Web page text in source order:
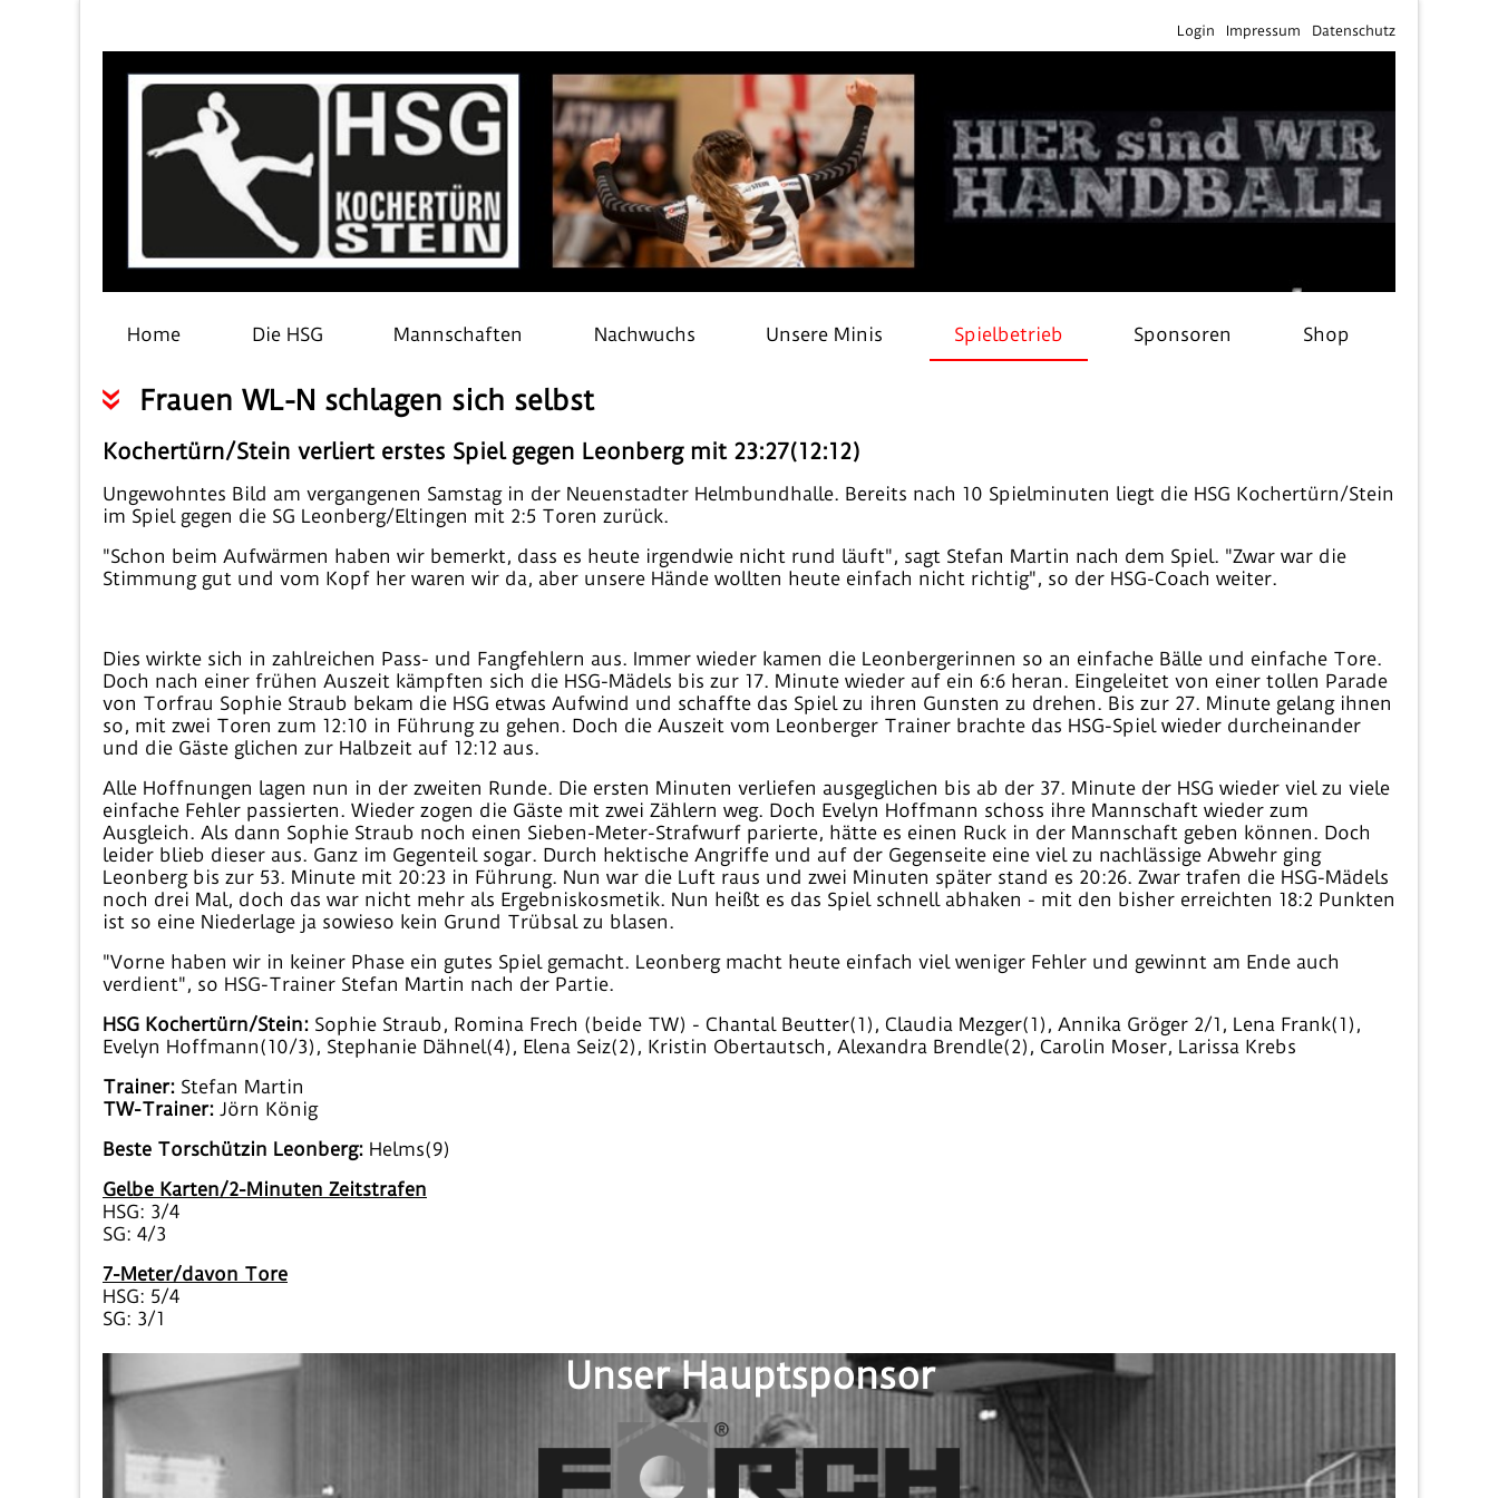
Login Impressum Datenschutz
Home Die HSG Mannschaften Nachwuchs Unsere Minis Spielbetrieb Sponsoren Shop
Frauen WL-N schlagen sich selbst
Kochertürn/Stein verliert erstes Spiel gegen Leonberg mit 23:27(12:12)
Ungewohntes Bild am vergangenen Samstag in der Neuenstadter Helmbundhalle. Bereits nach 10 Spielminuten liegt die HSG Kochertürn/Stein
im Spiel gegen die SG Leonberg/Eltingen mit 2:5 Toren zurück.
"Schon beim Aufwärmen haben wir bemerkt, dass es heute irgendwie nicht rund läuft", sagt Stefan Martin nach dem Spiel. "Zwar war die
Stimmung gut und vom Kopf her waren wir da, aber unsere Hände wollten heute einfach nicht richtig", so der HSG-Coach weiter.
Dies wirkte sich in zahlreichen Pass- und Fangfehlern aus. Immer wieder kamen die Leonbergerinnen so an einfache Bälle und einfache Tore.
Doch nach einer frühen Auszeit kämpften sich die HSG-Mädels bis zur 17. Minute wieder auf ein 6:6 heran. Eingeleitet von einer tollen Parade
von Torfrau Sophie Straub bekam die HSG etwas Aufwind und schaffte das Spiel zu ihren Gunsten zu drehen. Bis zur 27. Minute gelang ihnen
so, mit zwei Toren zum 12:10 in Führung zu gehen. Doch die Auszeit vom Leonberger Trainer brachte das HSG-Spiel wieder durcheinander
und die Gäste glichen zur Halbzeit auf 12:12 aus.
Alle Hoffnungen lagen nun in der zweiten Runde. Die ersten Minuten verliefen ausgeglichen bis ab der 37. Minute der HSG wieder viel zu viele
einfache Fehler passierten. Wieder zogen die Gäste mit zwei Zählern weg. Doch Evelyn Hoffmann schoss ihre Mannschaft wieder zum
Ausgleich. Als dann Sophie Straub noch einen Sieben-Meter-Strafwurf parierte, hätte es einen Ruck in der Mannschaft geben können. Doch
leider blieb dieser aus. Ganz im Gegenteil sogar. Durch hektische Angriffe und auf der Gegenseite eine viel zu nachlässige Abwehr ging
Leonberg bis zur 53. Minute mit 20:23 in Führung. Nun war die Luft raus und zwei Minuten später stand es 20:26. Zwar trafen die HSG-Mädels
noch drei Mal, doch das war nicht mehr als Ergebniskosmetik. Nun heißt es das Spiel schnell abhaken - mit den bisher erreichten 18:2 Punkten
ist so eine Niederlage ja sowieso kein Grund Trübsal zu blasen.
"Vorne haben wir in keiner Phase ein gutes Spiel gemacht. Leonberg macht heute einfach viel weniger Fehler und gewinnt am Ende auch
verdient", so HSG-Trainer Stefan Martin nach der Partie.
HSG Kochertürn/Stein: Sophie Straub, Romina Frech (beide TW) - Chantal Beutter(1), Claudia Mezger(1), Annika Gröger 2/1, Lena Frank(1),
Evelyn Hoffmann(10/3), Stephanie Dähnel(4), Elena Seiz(2), Kristin Obertautsch, Alexandra Brendle(2), Carolin Moser, Larissa Krebs
Trainer: Stefan Martin
TW-Trainer: Jörn König
Beste Torschützin Leonberg: Helms(9)
Gelbe Karten/2-Minuten Zeitstrafen
HSG: 3/4
SG: 4/3
7-Meter/davon Tore
HSG: 5/4
SG: 3/1
Unser Hauptsponsor